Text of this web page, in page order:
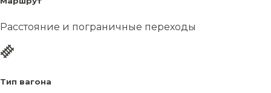
Расстояние и пограничные переходы
Тип вагона